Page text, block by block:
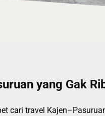
yang Gak
cari travel